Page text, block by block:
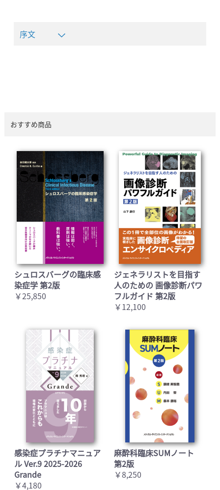
序文
おすすめ商品
シュロスバーグの臨床感
染症学 第2版
￥25,850
ジェネラリストを目指す
人のための 画像診断パワ
フルガイド 第2版
￥12,100
感染症プラチナマニュア
ル Ver.9 2025-2026
Grande
￥4,180
麻酔科臨床SUMノート
第2版
￥8,250